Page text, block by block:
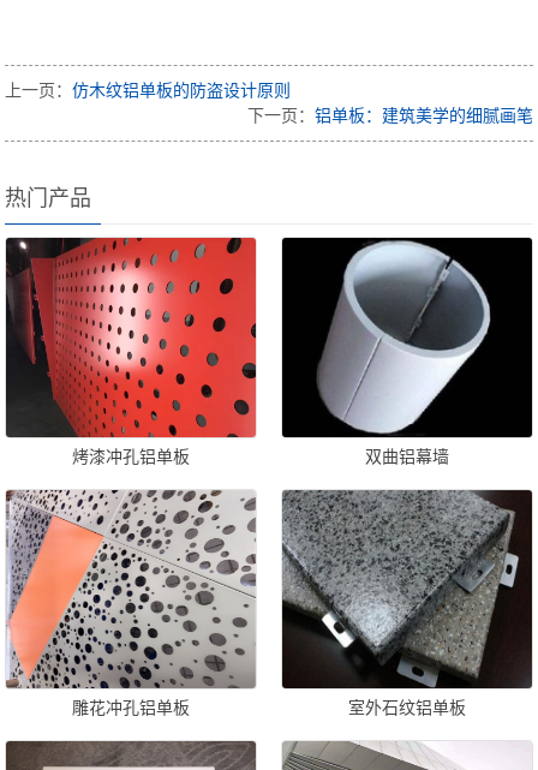
上一页：仿木纹铝单板的防盗设计原则
下一页： 铝单板：建筑美学的细腻画笔
热门产品
烤漆冲孔铝单板 双曲铝幕墙
雕花冲孔铝单板 室外石纹铝单板